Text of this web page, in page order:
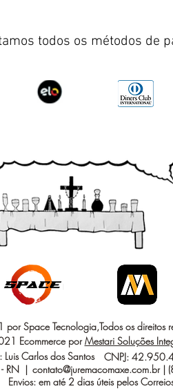
todos os métodos de
Space Tecnologia,Todos os direitos
Ecommerce porMestari Soluções
Carlos dos Santos
- RN |
Envios: em até 2 dias úteis pelos
CNPJ:
contato@juremacomaxe.com.br|